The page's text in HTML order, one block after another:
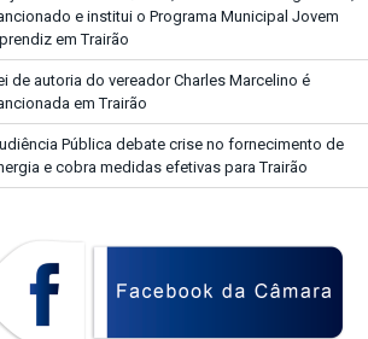
e institui o Programa Municipal Jovem
em Trairão
de autoria do vereador Charles Marcelino é
em Trairão
Pública debate crise no fornecimento de
e cobra medidas efetivas para Trairão